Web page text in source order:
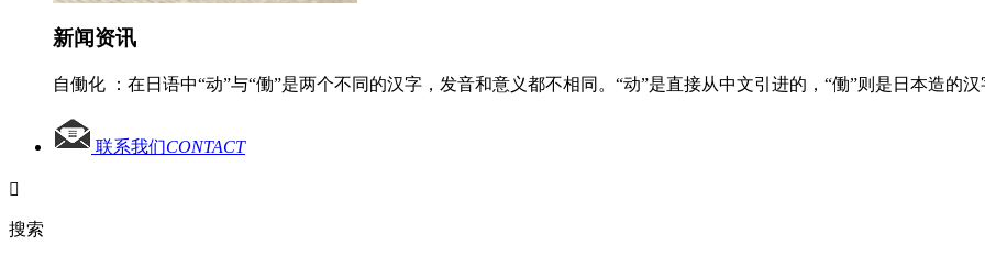
新闻资讯
自働化 ：在日语中“动”与“働”是两个不同的汉字，发音和意义都不相同。“动”是直接从中文引进的，“働”则是日本造的汉
联系我们CONTACT

搜索